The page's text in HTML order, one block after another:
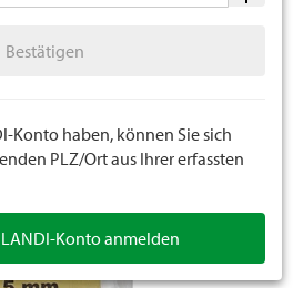
Bestätigen
Konto haben, können Sie sich
PLZ/Ort aus Ihrer erfassten
Konto anmelden